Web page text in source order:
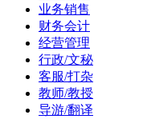
业务销售
财务会计
经营管理
行政/文秘
客服/打杂
教师/教授
导游/翻译